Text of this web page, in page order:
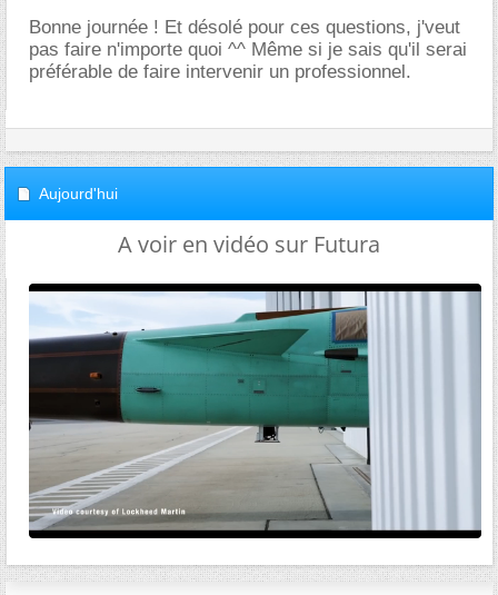
Bonne journée ! Et désolé pour ces questions, j'veut
pas faire n'importe quoi ^^ Même si je sais qu'il serai
préférable de faire intervenir un professionnel.
Aujourd'hui
A voir en vidéo sur Futura